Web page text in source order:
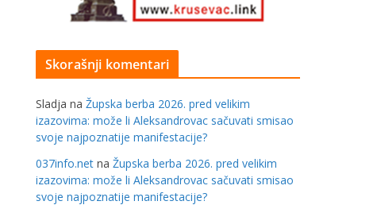
Skorašnji komentari
Sladja na Župska berba 2026. pred velikim
izazovima: može li Aleksandrovac sačuvati smisao
svoje najpoznatije manifestacije?
037info.net na Župska berba 2026. pred velikim
izazovima: može li Aleksandrovac sačuvati smisao
svoje najpoznatije manifestacije?